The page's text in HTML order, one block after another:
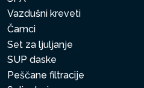
Vazdušni kreveti
Čamci
Set za ljuljanje
SUP daske
Peščane filtracije